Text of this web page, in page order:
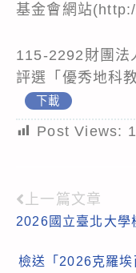
基金會網站
115-2292財團法
評選「優秀地科
下載
Post Views:
Read
more
articles
上一篇文章
2026國立臺北大學
檢送「2026克羅